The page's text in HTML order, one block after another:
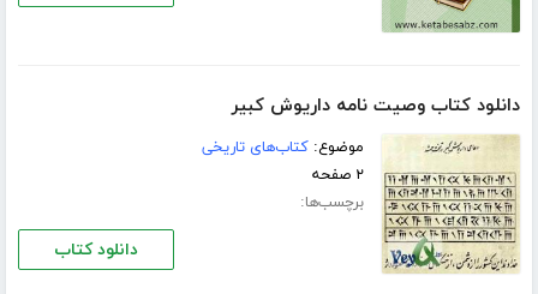
دانلود کتاب وصیت نامه داریوش کبیر
موضوع:کتاب‌های تاریخی
۲ صفحه
برچسب‌ها:
دانلود کتاب